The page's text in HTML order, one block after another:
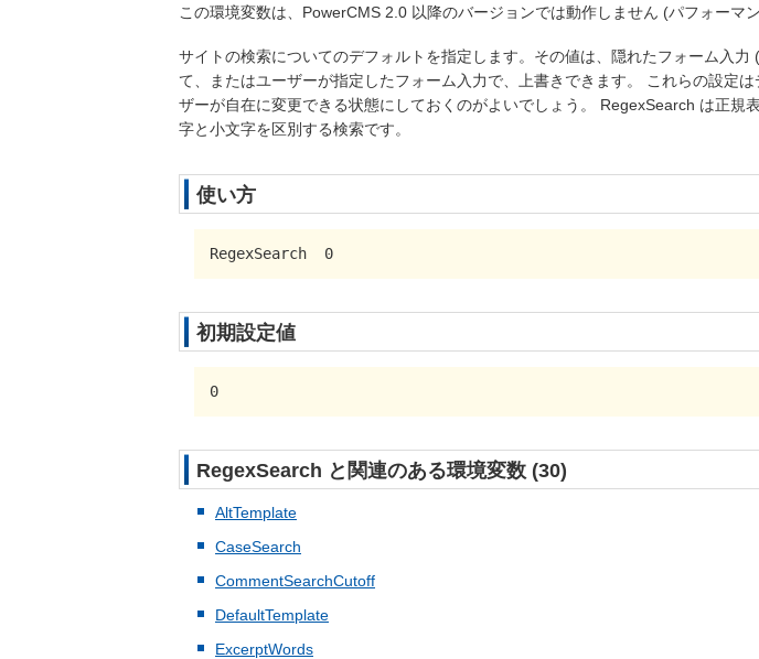
この環境変数は、PowerCMS 2.0 以降のバージョンでは動作しません (パフォーマ
サイトの検索についてのデフォルトを指定します。その値は、隠れたフォーム入力
て、またはユーザーが指定したフォーム入力で、上書きできます。 これらの設定
ザーが自在に変更できる状態にしておくのがよいでしょう。 RegexSearch は正規
字と小文字を区別する検索です。
使い方
RegexSearch  0
初期設定値
0
RegexSearch と関連のある環境変数 (30)
AltTemplate
CaseSearch
CommentSearchCutoff
DefaultTemplate
ExcerptWords